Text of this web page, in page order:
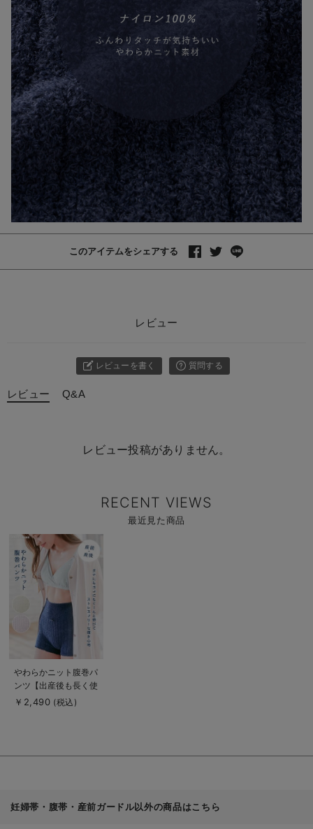
このアイテムをシェアする
レビュー
レビューを書く 質問する
レビュー Q&A
レビュー投稿がありません。
RECENT VIEWS
最近見た商品
詳
細
を
見
商
品
詳
を
やわらかニット腹巻パ
ンツ【出産後も長く使
える】
￥2,490 (税込)
妊婦帯・腹帯・産前ガードル以外の商品はこちら